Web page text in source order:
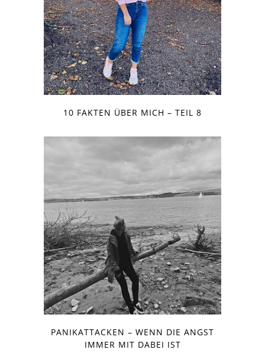
10 FAKTEN ÜBER MICH – TEIL 8
PANIKATTACKEN – WENN DIE ANGST
IMMER MIT DABEI IST